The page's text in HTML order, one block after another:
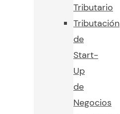
Tributario
Tributación
de
Start-
Up
de
Negocios